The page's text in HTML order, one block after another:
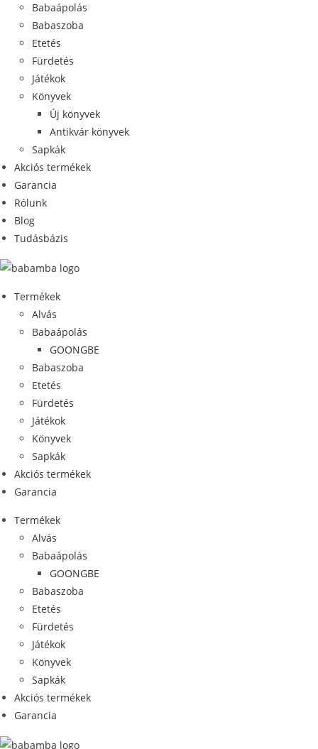
Babaápolás
Babaszoba
Etetés
Fürdetés
Játékok
Könyvek
Új könyvek
Antikvár könyvek
Sapkák
Akciós termékek
Garancia
Rólunk
Blog
Tudásbázis
Termékek
Alvás
Babaápolás
GOONGBE
Babaszoba
Etetés
Fürdetés
Játékok
Könyvek
Sapkák
Akciós termékek
Garancia
Termékek
Alvás
Babaápolás
GOONGBE
Babaszoba
Etetés
Fürdetés
Játékok
Könyvek
Sapkák
Akciós termékek
Garancia